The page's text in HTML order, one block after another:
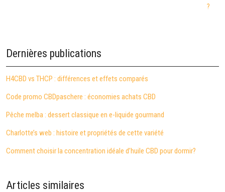
?
Dernières publications
H4CBD vs THCP : différences et effets comparés
Code promo CBDpaschere : économies achats CBD
Pêche melba : dessert classique en e-liquide gourmand
Charlotte’s web : histoire et propriétés de cette variété
Comment choisir la concentration idéale d’huile CBD pour dormir?
Articles similaires